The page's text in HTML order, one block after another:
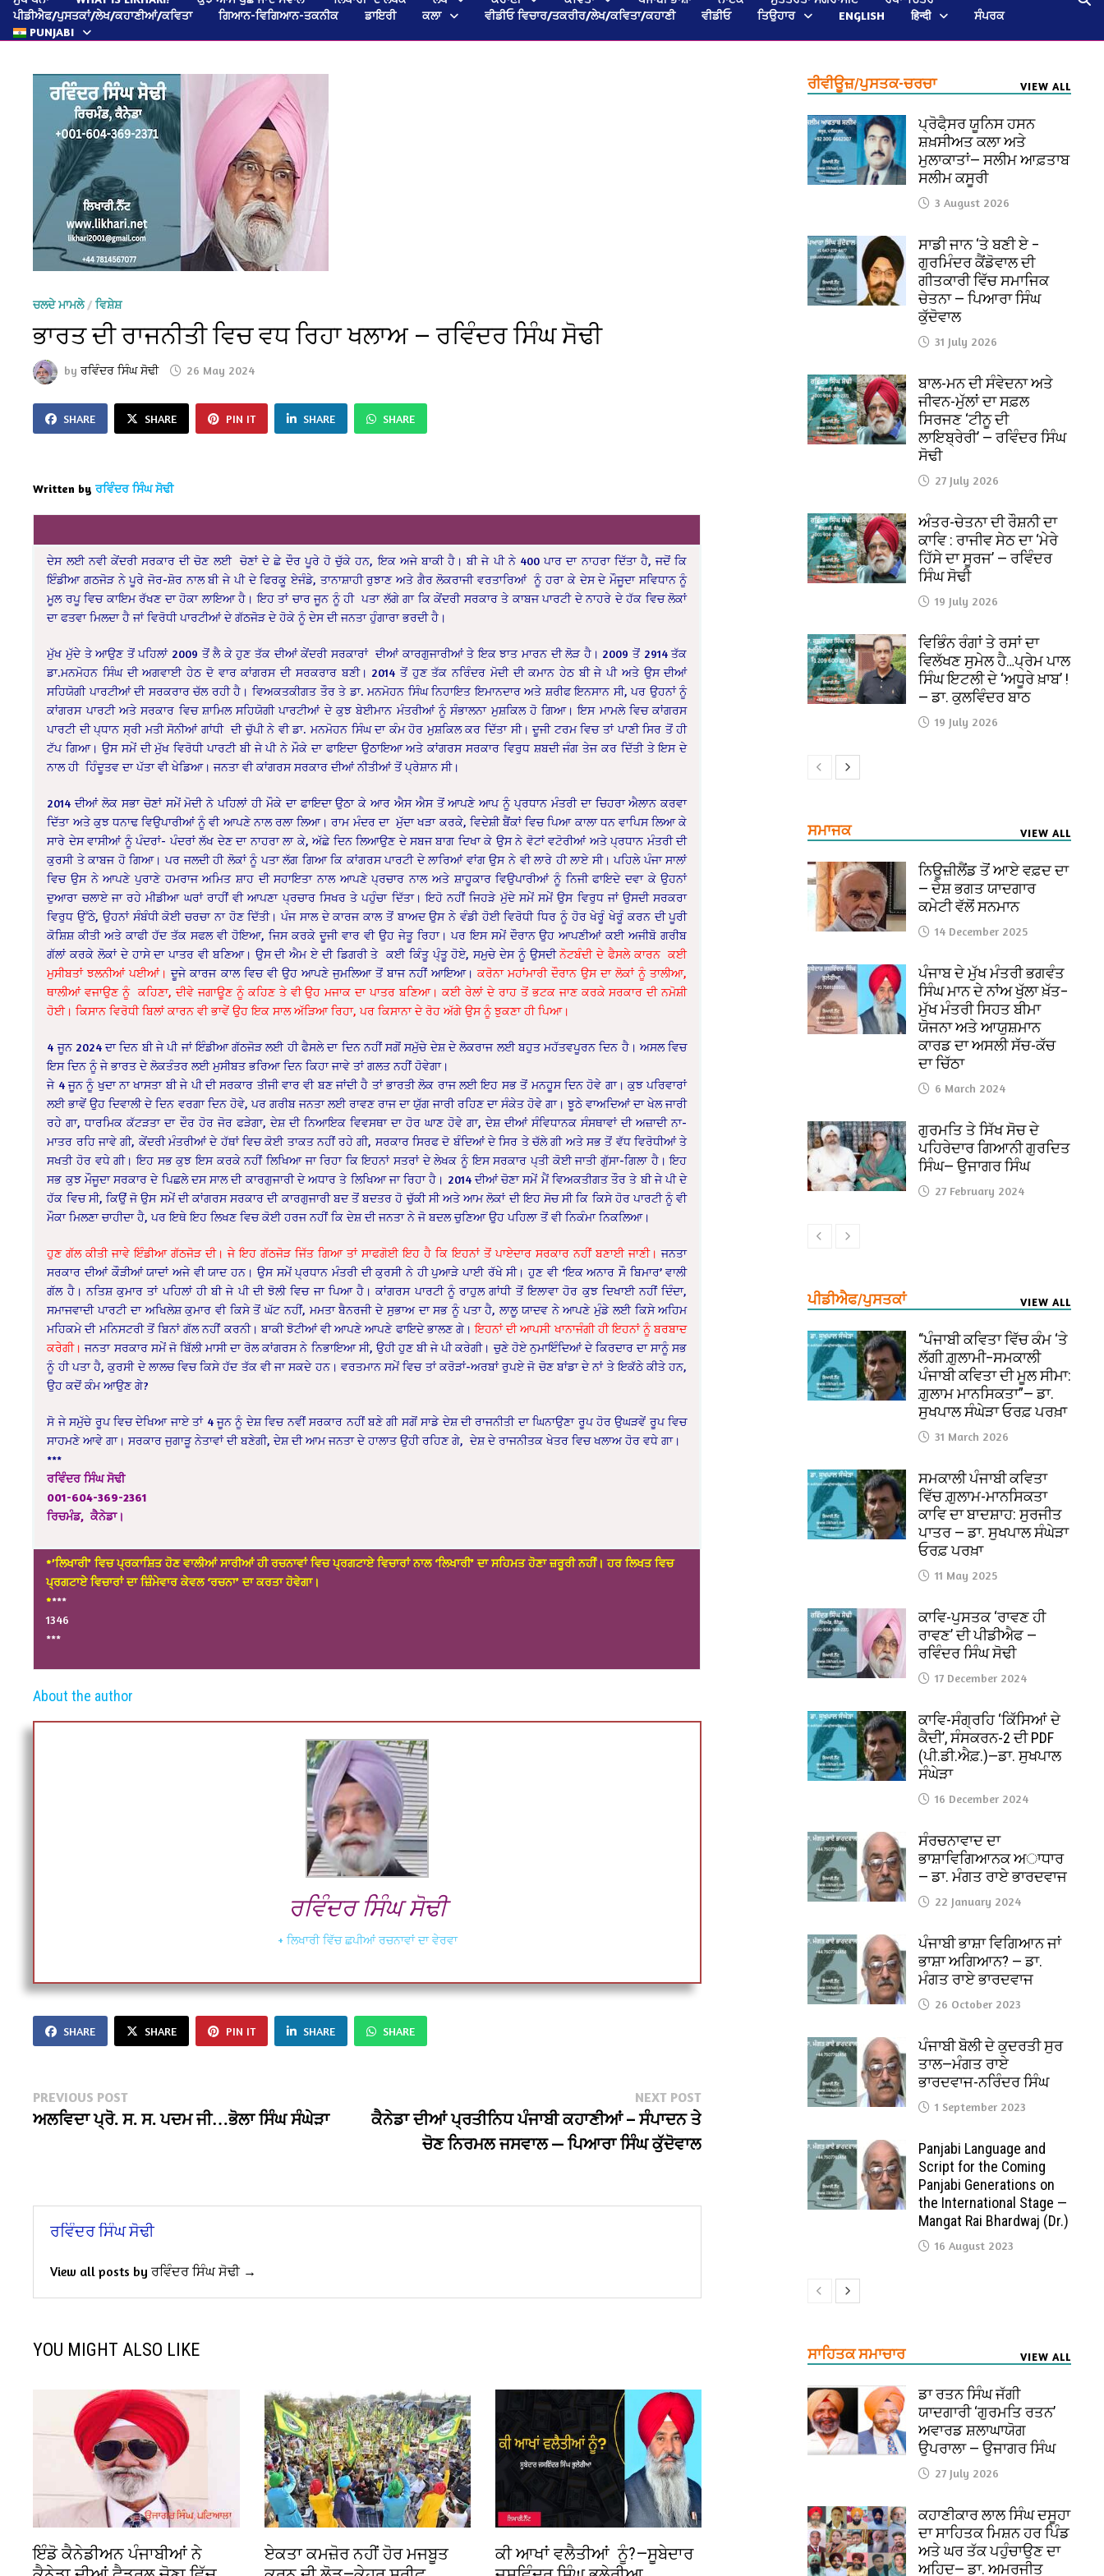
ਪੀਡੀਐਫ/ਪੁਸਤਕਾਂ/ਲੇਖ/ਕਹਾਣੀਆਂ/ਕਵਿਤਾ
ਗਿਆਨ-ਵਿਗਿਆਨ-ਤਕਨੀਕ ਡਾਇਰੀ ਕਲਾ ਵੀਡੀਓ ਵਿਚਾਰ/ਤਕਰੀਰ/ਲੇਖ/ਕਵਿਤਾ/ਕਹਾਣੀ ਵੀਡੀਓ ਤਿਉਹਾਰ ENGLISH हिन्दी
ਸੰਪਰਕ
PUNJABI
ਚਲਦੇ ਮਾਮਲੇ/ਵਿਸ਼ੇਸ਼
ਭਾਰਤ ਦੀ ਰਾਜਨੀਤੀ ਵਿਚ ਵਧ ਰਿਹਾ ਖਲਾਅ — ਰਵਿੰਦਰ ਸਿੰਘ ਸੋਢੀ
byਰਵਿੰਦਰ ਸਿੰਘ ਸੋਢੀ 26 May 2024
SHARE SHARE PIN IT SHARE SHARE
Written by ਰਵਿੰਦਰ ਸਿੰਘ ਸੋਢੀ
ਦੇਸ ਲਈ ਨਵੀ ਕੇਂਦਰੀ ਸਰਕਾਰ ਦੀ ਚੋਣ ਲਈ ਚੋਣਾਂ ਦੇ ਛੇ ਦੌਰ ਪੂਰੇ ਹੋ ਚੁੱਕੇ ਹਨ, ਇਕ ਅਜੇ ਬਾਕੀ ਹੈ। ਬੀ ਜੇ ਪੀ ਨੇ 400 ਪਾਰ ਦਾ ਨਾਹਰਾ ਦਿੱਤਾ ਹੈ, ਜਦੋਂ ਕਿ
ਇੰਡੀਆ ਗਠਜੋੜ ਨੇ ਪੂਰੇ ਜੋਰ-ਸ਼ੋਰ ਨਾਲ ਬੀ ਜੇ ਪੀ ਦੇ ਫਿਰਕੂ ਏਜੰਡੇ, ਤਾਨਾਸ਼ਾਹੀ ਰੁਝਾਣ ਅਤੇ ਗੈਰ ਲੋਕਰਾਜੀ ਵਰਤਾਰਿਆਂ ਨੂੰ ਹਰਾ ਕੇ ਦੇਸ ਦੇ ਮੌਜੂਦਾ ਸਵਿਧਾਨ ਨੂੰ
ਮੂਲ ਰਪੂ ਵਿਚ ਕਾਇਮ ਰੱਖਣ ਦਾ ਹੋਕਾ ਲਾਇਆ ਹੈ। ਇਹ ਤਾਂ ਚਾਰ ਜੂਨ ਨੂੰ ਹੀ ਪਤਾ ਲੱਗੇ ਗਾ ਕਿ ਕੇਂਦਰੀ ਸਰਕਾਰ ਤੇ ਕਾਬਜ ਪਾਰਟੀ ਦੇ ਨਾਹਰੇ ਦੇ ਹੱਕ ਵਿਚ ਲੋਕਾਂ
ਦਾ ਫਤਵਾ ਮਿਲਦਾ ਹੈ ਜਾਂ ਵਿਰੋਧੀ ਪਾਰਟੀਆਂ ਦੇ ਗੱਠਜੋੜ ਦੇ ਹੋਕੇ ਨੂੰ ਦੇਸ ਦੀ ਜਨਤਾ ਹੁੰਗਾਰਾ ਭਰਦੀ ਹੈ।
ਮੁੱਖ ਮੁੱਦੇ ਤੇ ਆਉਣ ਤੋਂ ਪਹਿਲਾਂ 2009 ਤੋਂ ਲੈ ਕੇ ਹੁਣ ਤੱਕ ਦੀਆਂ ਕੇਂਦਰੀ ਸਰਕਾਰਾਂ ਦੀਆਂ ਕਾਰਗੁਜਾਰੀਆਂ ਤੇ ਇਕ ਝਾਤ ਮਾਰਨ ਦੀ ਲੋੜ ਹੈ। 2009 ਤੋਂ 2914 ਤੱਕ
ਡਾ.ਮਨਮੋਹਨ ਸਿੰਘ ਦੀ ਅਗਵਾਈ ਹੇਠ ਦੋ ਵਾਰ ਕਾਂਗਰਸ ਦੀ ਸਰਕਰਾਰ ਬਣੀ। 2014 ਤੋਂ ਹੁਣ ਤੱਕ ਨਰਿੰਦਰ ਮੋਦੀ ਦੀ ਕਮਾਨ ਹੇਠ ਬੀ ਜੇ ਪੀ ਅਤੇ ਉਸ ਦੀਆਂ
ਸਹਿਯੋਗੀ ਪਾਰਟੀਆਂ ਦੀ ਸਰਕਰਾਰ ਚੱਲ ਰਹੀ ਹੈ। ਵਿਅਕਤਕੀਗਤ ਤੌਰ ਤੇ ਡਾ. ਮਨਮੋਹਨ ਸਿੰਘ ਨਿਹਾਇਤ ਇਮਾਨਦਾਰ ਅਤੇ ਸ਼ਰੀਫ ਇਨਸਾਨ ਸੀ, ਪਰ ਉਹਨਾਂ ਨੂੰ
ਕਾਂਗਰਸ ਪਾਰਟੀ ਅਤੇ ਸਰਕਾਰ ਵਿਚ ਸ਼ਾਮਿਲ ਸਹਿਯੋਗੀ ਪਾਰਟੀਆਂ ਦੇ ਕੁਝ ਬੇਈਮਾਨ ਮੰਤਰੀਆਂ ਨੂੰ ਸੰਭਾਲਨਾ ਮੁਸ਼ਕਿਲ ਹੋ ਗਿਆ। ਇਸ ਮਾਮਲੇ ਵਿਚ ਕਾਂਗਰਸ
ਪਾਰਟੀ ਦੀ ਪ੍ਧਾਨ ਸ੍ਰੀ ਮਤੀ ਸੋਨੀਆਂ ਗਾਂਧੀ ਦੀ ਚੁੱਪੀ ਨੇ ਵੀ ਡਾ. ਮਨਮੋਹਨ ਸਿੰਘ ਦਾ ਕੰਮ ਹੋਰ ਮੁਸ਼ਕਿਲ ਕਰ ਦਿੱਤਾ ਸੀ। ਦੂਜੀ ਟਰਮ ਵਿਚ ਤਾਂ ਪਾਣੀ ਸਿਰ ਤੋਂ ਹੀ
ਟੱਪ ਗਿਆ। ਉਸ ਸਮੇਂ ਦੀ ਮੁੱਖ ਵਿਰੋਧੀ ਪਾਰਟੀ ਬੀ ਜੇ ਪੀ ਨੇ ਮੌਕੇ ਦਾ ਫਾਇਦਾ ਉਠਾਇਆ ਅਤੇ ਕਾਂਗਰਸ ਸਰਕਾਰ ਵਿਰੁਧ ਸ਼ਬਦੀ ਜੰਗ ਤੇਜ ਕਰ ਦਿੱਤੀ ਤੇ ਇਸ ਦੇ
ਨਾਲ ਹੀ ਹਿੰਦੂਤਵ ਦਾ ਪੱਤਾ ਵੀ ਖੇਡਿਆ। ਜਨਤਾ ਵੀ ਕਾਂਗਰਸ ਸਰਕਾਰ ਦੀਆਂ ਨੀਤੀਆਂ ਤੋਂ ਪ੍ਰੇਸ਼ਾਨ ਸੀ।
2014 ਦੀਆਂ ਲੋਕ ਸਭਾ ਚੋਣਾਂ ਸਮੇਂ ਮੋਦੀ ਨੇ ਪਹਿਲਾਂ ਹੀ ਮੌਕੇ ਦਾ ਫਾਇਦਾ ਉਠਾ ਕੇ ਆਰ ਐਸ ਐਸ ਤੋਂ ਆਪਣੇ ਆਪ ਨੂੰ ਪ੍ਰਧਾਨ ਮੰਤਰੀ ਦਾ ਚਿਹਰਾ ਐਲਾਨ ਕਰਵਾ
ਦਿੱਤਾ ਅਤੇ ਕੁਝ ਧਨਾਢ ਵਿਉਪਾਰੀਆਂ ਨੂੰ ਵੀ ਆਪਣੇ ਨਾਲ ਰਲਾ ਲਿਆ। ਰਾਮ ਮੰਦਰ ਦਾ ਮੁੱਦਾ ਖੜਾ ਕਰਕੇ, ਵਿਦੇਸ਼ੀ ਬੈਂਕਾਂ ਵਿਚ ਪਿਆ ਕਾਲਾ ਧਨ ਵਾਪਿਸ ਲਿਆ ਕੇ
ਸਾਰੇ ਦੇਸ ਵਾਸੀਆਂ ਨੂੰ ਪੰਦਰਾਂ- ਪੰਦਰਾਂ ਲੱਖ ਦੇਣ ਦਾ ਨਾਹਰਾ ਲਾ ਕੇ, ਅੱਛੇ ਦਿਨ ਲਿਆਉਣ ਦੇ ਸਬਜ ਬਾਗ ਦਿਖਾ ਕੇ ਉਸ ਨੇ ਵੋਟਾਂ ਵਟੋਰੀਆਂ ਅਤੇ ਪ੍ਰਧਾਨ ਮੰਤਰੀ ਦੀ
ਕੁਰਸੀ ਤੇ ਕਾਬਜ ਹੋ ਗਿਆ। ਪਰ ਜਲਦੀ ਹੀ ਲੋਕਾਂ ਨੂੰ ਪਤਾ ਲੱਗ ਗਿਆ ਕਿ ਕਾਂਗਰਸ ਪਾਰਟੀ ਦੇ ਲਾਰਿਆਂ ਵਾਂਗ ਉਸ ਨੇ ਵੀ ਲਾਰੇ ਹੀ ਲਾਏ ਸੀ। ਪਹਿਲੇ ਪੰਜਾ ਸਾਲਾਂ
ਵਿਚ ਉਸ ਨੇ ਆਪਣੇ ਪੁਰਾਣੇ ਹਮਰਾਜ ਅਮਿਤ ਸ਼ਾਹ ਦੀ ਸਹਾਇਤਾ ਨਾਲ ਆਪਣੇ ਪ੍ਰਚਾਰ ਨਾਲ ਅਤੇ ਸ਼ਾਹੂਕਾਰ ਵਿਉਪਾਰੀਆਂ ਨੂੰ ਨਿਜੀ ਫਾਇਦੇ ਦਵਾ ਕੇ ਉਹਨਾਂ
ਦੁਆਰਾ ਚਲਾਏ ਜਾ ਰਹੇ ਮੀਡੀਆ ਘਰਾਂ ਰਾਹੀਂ ਵੀ ਆਪਣਾ ਪ੍ਰਚਾਰ ਸਿਖਰ ਤੇ ਪਹੁੰਚਾ ਦਿੱਤਾ। ਇਹੋ ਨਹੀਂ ਜਿਹੜੇ ਮੁੱਦੇ ਸਮੇਂ ਸਮੇਂ ਉਸ ਵਿਰੁਧ ਜਾਂ ਉਸਦੀ ਸਰਕਰਾ
ਵਿਰੁਧ ਉੱਠੇ, ਉਹਨਾਂ ਸੰਬੰਧੀ ਕੋਈ ਚਰਚਾ ਨਾ ਹੋਣ ਦਿੱਤੀ। ਪੰਜ ਸਾਲ ਦੇ ਕਾਰਜ ਕਾਲ ਤੋਂ ਬਾਅਦ ਉਸ ਨੇ ਵੰਡੀ ਹੋਈ ਵਿਰੋਧੀ ਧਿਰ ਨੂੰ ਹੋਰ ਖੇਰੂੰ ਖੇਰੂੰ ਕਰਨ ਦੀ ਪੂਰੀ
ਕੋਸ਼ਿਸ਼ ਕੀਤੀ ਅਤੇ ਕਾਫੀ ਹੱਦ ਤੱਕ ਸਫਲ ਵੀ ਹੋਇਆ, ਜਿਸ ਕਰਕੇ ਦੂਜੀ ਵਾਰ ਵੀ ਉਹ ਜੇਤੂ ਰਿਹਾ। ਪਰ ਇਸ ਸਮੇਂ ਦੌਰਾਨ ਉਹ ਆਪਣੀਆਂ ਕਈ ਅਜੀਬੋ ਗਰੀਬ
ਗੱਲਾਂ ਕਰਕੇ ਲੋਕਾਂ ਦੇ ਹਾਸੇ ਦਾ ਪਾਤਰ ਵੀ ਬਣਿਆ। ਉਸ ਦੀ ਐਮ ਏ ਦੀ ਡਿਗਰੀ ਤੇ ਕਈ ਕਿੰਤੂ ਪ੍ੰਤੂ ਹੋਏ, ਸਮੁਚੇ ਦੇਸ ਨੂੰ ਉਸਦੀਨੋਟਬੰਦੀ ਦੇ ਫੈਸਲੇ ਕਾਰਨ ਕਈ
ਮੁਸੀਬਤਾਂ ਝਲਨੀਆਂ ਪਈਆਂ। ਦੂਜੇ ਕਾਰਜ ਕਾਲ ਵਿਚ ਵੀ ਉਹ ਆਪਣੇ ਜੁਮਲਿਆ ਤੋਂ ਬਾਜ ਨਹੀਂ ਆਇਆ। ਕਰੋਨਾ ਮਹਾਂਮਾਰੀ ਦੌਰਾਨ ਉਸ ਦਾ ਲੋਕਾਂ ਨੂੰ ਤਾਲੀਆ,
ਥਾਲੀਆਂ ਵਜਾਉਣ ਨੂੰ ਕਹਿਣਾ, ਦੀਵੇ ਜਗਾਊਣ ਨੂੰ ਕਹਿਣ ਤੇ ਵੀ ਉਹ ਮਜਾਕ ਦਾ ਪਾਤਰ ਬਣਿਆ। ਕਈ ਰੇਲਾਂ ਦੇ ਰਾਹ ਤੋਂ ਭਟਕ ਜਾਣ ਕਰਕੇ ਸਰਕਾਰ ਦੀ ਨਮੋਸ਼ੀ
ਹੋਈ। ਕਿਸਾਨ ਵਿਰੋਧੀ ਬਿਲਾਂ ਕਾਰਨ ਵੀ ਭਾਵੇਂ ਉਹ ਇਕ ਸਾਲ ਅੱੜਿਆ ਰਿਹਾ, ਪਰ ਕਿਸਾਨਾ ਦੇ ਰੋਹ ਅੱਗੇ ਉਸ ਨੂੰ ਝੁਕਣਾ ਹੀ ਪਿਆ।
4 ਜੂਨ 2024 ਦਾ ਦਿਨ ਬੀ ਜੇ ਪੀ ਜਾਂ ਇੰਡੀਆ ਗੱਠਜੋੜ ਲਈ ਹੀ ਫੈਸਲੇ ਦਾ ਦਿਨ ਨਹੀਂ ਸਗੋਂ ਸਮੁੱਚੇ ਦੇਸ਼ ਦੇ ਲੋਕਰਾਜ ਲਈ ਬਹੁਤ ਮਹੱਤਵਪੂਰਨ ਦਿਨ ਹੈ। ਅਸਲ ਵਿਚ
ਇਸ ਦਿਨ ਨੂੰ ਜੇ ਭਾਰਤ ਦੇ ਲੋਕਤੰਤਰ ਲਈ ਮੁਸੀਬਤ ਭਰਿਆ ਦਿਨ ਕਿਹਾ ਜਾਵੇ ਤਾਂ ਗਲਤ ਨਹੀਂ ਹੋਵੇਗਾ।
ਜੇ 4 ਜੂਨ ਨੂੰ ਖੁਦਾ ਨਾ ਖਾਸਤਾ ਬੀ ਜੇ ਪੀ ਦੀ ਸਰਕਾਰ ਤੀਜੀ ਵਾਰ ਵੀ ਬਣ ਜਾਂਦੀ ਹੈ ਤਾਂ ਭਾਰਤੀ ਲੋਕ ਰਾਜ ਲਈ ਇਹ ਸਭ ਤੋਂ ਮਨਹੂਸ ਦਿਨ ਹੋਵੇ ਗਾ। ਕੁਝ ਪਰਿਵਾਰਾਂ
ਲਈ ਭਾਵੇਂ ਉਹ ਦਿਵਾਲੀ ਦੇ ਦਿਨ ਵਰਗਾ ਦਿਨ ਹੋਵੇ, ਪਰ ਗਰੀਬ ਜਨਤਾ ਲਈ ਰਾਵਣ ਰਾਜ ਦਾ ਯੁੱਗ ਜਾਰੀ ਰਹਿਣ ਦਾ ਸੰਕੇਤ ਹੋਵੇ ਗਾ। ਝੂਠੇ ਵਾਅਦਿਆਂ ਦਾ ਖੇਲ ਜਾਰੀ
ਰਹੇ ਗਾ, ਧਾਰਮਿਕ ਕੱਟੜਤਾ ਦਾ ਦੌਰ ਹੋਰ ਜੋਰ ਫੜੇਗਾ, ਦੇਸ਼ ਦੀ ਨਿਆਇਕ ਵਿਵਸਥਾ ਦਾ ਹੋਰ ਘਾਣ ਹੋਵੇ ਗਾ, ਦੇਸ਼ ਦੀਆਂ ਸੰਵਿਧਾਨਕ ਸੰਸਥਾਵਾਂ ਦੀ ਅਜ਼ਾਦੀ ਨਾ-
ਮਾਤਰ ਰਹਿ ਜਾਵੇ ਗੀ, ਕੇਂਦਰੀ ਮੰਤਰੀਆਂ ਦੇ ਹੱਥਾਂ ਵਿਚ ਕੋਈ ਤਾਕਤ ਨਹੀਂ ਰਹੇ ਗੀ, ਸਰਕਾਰ ਸਿਰਫ ਦੋ ਬੰਦਿਆਂ ਦੇ ਸਿਰ ਤੇ ਚੱਲੇ ਗੀ ਅਤੇ ਸਭ ਤੋਂ ਵੱਧ ਵਿਰੋਧੀਆਂ ਤੇ
ਸਖਤੀ ਹੋਰ ਵਧੇ ਗੀ। ਇਹ ਸਭ ਕੁਝ ਇਸ ਕਰਕੇ ਨਹੀਂ ਲਿਖਿਆ ਜਾ ਰਿਹਾ ਕਿ ਇਹਨਾਂ ਸਤਰਾਂ ਦੇ ਲੇਖਕ ਨੂੰ ਇਸ ਸਰਕਾਰ ਪ੍ਤੀ ਕੋਈ ਜਾਤੀ ਗੁੱਸਾ-ਗਿਲਾ ਹੈ। ਇਹ
ਸਭ ਕੁਝ ਮੌਜੂਦਾ ਸਰਕਾਰ ਦੇ ਪਿਛਲੇ ਦਸ ਸਾਲ ਦੀ ਕਾਰਗੁਜਾਰੀ ਦੇ ਅਧਾਰ ਤੇ ਲਿਖਿਆ ਜਾ ਰਿਹਾ ਹੈ। 2014 ਦੀਆਂ ਚੋਣਾ ਸਮੇਂ ਮੈਂ ਵਿਅਕਤੀਗਤ ਤੌਰ ਤੇ ਬੀ ਜੇ ਪੀ ਦੇ
ਹੱਕ ਵਿਚ ਸੀ, ਕਿਉਂ ਜੋ ਉਸ ਸਮੇਂ ਦੀ ਕਾਂਗਰਸ ਸਰਕਾਰ ਦੀ ਕਾਰਗੁਜਾਰੀ ਬਦ ਤੋਂ ਬਦਤਰ ਹੋ ਚੁੱਕੀ ਸੀ ਅਤੇ ਆਮ ਲੋਕਾਂ ਦੀ ਇਹ ਸੋਚ ਸੀ ਕਿ ਕਿਸੇ ਹੋਰ ਪਾਰਟੀ ਨੂੰ ਵੀ
ਮੌਕਾ ਮਿਲਣਾ ਚਾਹੀਦਾ ਹੈ, ਪਰ ਇਥੇ ਇਹ ਲਿਖਣ ਵਿਚ ਕੋਈ ਹਰਜ ਨਹੀਂ ਕਿ ਦੇਸ਼ ਦੀ ਜਨਤਾ ਨੇ ਜੋ ਬਦਲ ਚੁਣਿਆ ਉਹ ਪਹਿਲਾ ਤੋਂ ਵੀ ਨਿਕੰਮਾ ਨਿਕਲਿਆ।
ਹੁਣ ਗੱਲ ਕੀਤੀ ਜਾਵੇ ਇੰਡੀਆ ਗੱਠਜੋੜ ਦੀ। ਜੇ ਇਹ ਗੱਠਜੋੜ ਜਿੱਤ ਗਿਆ ਤਾਂ ਸਾਫਗੋਈ ਇਹ ਹੈ ਕਿ ਇਹਨਾਂ ਤੋਂ ਪਾਏਦਾਰ ਸਰਕਾਰ ਨਹੀਂ ਬਣਾਈ ਜਾਣੀ। ਜਨਤਾ
ਸਰਕਾਰ ਦੀਆਂ ਕੌੜੀਆਂ ਯਾਦਾਂ ਅਜੇ ਵੀ ਯਾਦ ਹਨ। ਉਸ ਸਮੇਂ ਪ੍ਰਧਾਨ ਮੰਤਰੀ ਦੀ ਕੁਰਸੀ ਨੇ ਹੀ ਪੁਆੜੇ ਪਾਈ ਰੱਖੇ ਸੀ। ਹੁਣ ਵੀ ‘ਇਕ ਅਨਾਰ ਸੌ ਬਿਮਾਰ’ ਵਾਲੀ
ਗੱਲ ਹੈ। ਨਤਿਸ਼ ਕੁਮਾਰ ਤਾਂ ਪਹਿਲਾਂ ਹੀ ਬੀ ਜੇ ਪੀ ਦੀ ਝੋਲੀ ਵਿਚ ਜਾ ਪਿਆ ਹੈ। ਕਾਂਗਰਸ ਪਾਰਟੀ ਨੂੰ ਰਾਹੁਲ ਗਾਂਧੀ ਤੋਂ ਇਲਾਵਾ ਹੋਰ ਕੁਝ ਦਿਖਾਈ ਨਹੀਂ ਦਿੰਦਾ,
ਸਮਾਜਵਾਦੀ ਪਾਰਟੀ ਦਾ ਅਖਿਲੇਸ਼ ਕੁਮਾਰ ਵੀ ਕਿਸੇ ਤੋਂ ਘੱਟ ਨਹੀਂ, ਮਮਤਾ ਬੈਨਰਜੀ ਦੇ ਸੁਭਾਅ ਦਾ ਸਭ ਨੂੰ ਪਤਾ ਹੈ, ਲਾਲੂ ਯਾਦਵ ਨੇ ਆਪਣੇ ਮੁੰਡੇ ਲਈ ਕਿਸੇ ਅਹਿਮ
ਮਹਿਕਮੇ ਦੀ ਮਨਿਸਟਰੀ ਤੋਂ ਬਿਨਾਂ ਗੱਲ ਨਹੀਂ ਕਰਨੀ। ਬਾਕੀ ਝੋਟੀਆਂ ਵੀ ਆਪਣੇ ਆਪਣੇ ਫਾਇਦੇ ਭਾਲਣ ਗੇ।ਇਹਨਾਂ ਦੀ ਆਪਸੀ ਖਾਨਾਜੰਗੀ ਹੀ ਇਹਨਾਂ ਨੂੰ ਬਰਬਾਦ
ਕਰੇਗੀ। ਜਨਤਾ ਸਰਕਾਰ ਸਮੇਂ ਜੋ ਬਿੱਲੀ ਮਾਸੀ ਦਾ ਰੋਲ ਕਾਂਗਰਸ ਨੇ ਨਿਭਾਇਆ ਸੀ, ਉਹੀ ਹੁਣ ਬੀ ਜੇ ਪੀ ਕਰੇਗੀ। ਚੁਣੇ ਹੋਏ ਨੁਮਾਇੰਦਿਆਂ ਦੇ ਕਿਰਦਾਰ ਦਾ ਸਾਨੂੰ ਸਭ
ਨੂੰ ਹੀ ਪਤਾ ਹੈ, ਕੁਰਸੀ ਦੇ ਲਾਲਚ ਵਿਚ ਕਿਸੇ ਹੱਦ ਤੱਕ ਵੀ ਜਾ ਸਕਦੇ ਹਨ। ਵਰਤਮਾਨ ਸਮੇਂ ਵਿਚ ਤਾਂ ਕਰੋੜਾਂ-ਅਰਬਾਂ ਰੁਪਏ ਜੋ ਚੋਣ ਬਾਂਡਾ ਦੇ ਨਾਂ ਤੇ ਇਕੱਠੇ ਕੀਤੇ ਹਨ,
ਉਹ ਕਦੋਂ ਕੰਮ ਆਉਣ ਗੇ?
ਸੋ ਜੇ ਸਮੁੱਚੇ ਰੂਪ ਵਿਚ ਦੇਖਿਆ ਜਾਏ ਤਾਂ 4 ਜੂਨ ਨੂੰ ਦੇਸ਼ ਵਿਚ ਨਵੀਂ ਸਰਕਾਰ ਨਹੀਂ ਬਣੇ ਗੀ ਸਗੋਂ ਸਾਡੇ ਦੇਸ਼ ਦੀ ਰਾਜਨੀਤੀ ਦਾ ਘਿਨਾਉਣਾ ਰੂਪ ਹੋਰ ਉਘੜਵੇਂ ਰੂਪ ਵਿਚ
ਸਾਹਮਣੇ ਆਵੇ ਗਾ। ਸਰਕਾਰ ਜੁਗਾੜੂ ਨੇਤਾਵਾਂ ਦੀ ਬਣੇਗੀ, ਦੇਸ਼ ਦੀ ਆਮ ਜਨਤਾ ਦੇ ਹਾਲਾਤ ਉਹੀ ਰਹਿਣ ਗੇ, ਦੇਸ਼ ਦੇ ਰਾਜਨੀਤਕ ਖੇਤਰ ਵਿਚ ਖਲਾਅ ਹੋਰ ਵਧੇ ਗਾ।
***
ਰਵਿੰਦਰ ਸਿੰਘ ਸੋਢੀ
001-604-369-2361
ਰਿਚਮੰਡ, ਕੈਨੇਡਾ।
*’ਲਿਖਾਰੀ’ ਵਿਚ ਪ੍ਰਕਾਸ਼ਿਤ ਹੋਣ ਵਾਲੀਆਂ ਸਾਰੀਆਂ ਹੀ ਰਚਨਾਵਾਂ ਵਿਚ ਪ੍ਰਗਟਾਏ ਵਿਚਾਰਾਂ ਨਾਲ ‘ਲਿਖਾਰੀ’ ਦਾ ਸਹਿਮਤ ਹੋਣਾ ਜ਼ਰੂਰੀ ਨਹੀਂ। ਹਰ ਲਿਖਤ ਵਿਚ
ਪ੍ਰਗਟਾਏ ਵਿਚਾਰਾਂ ਦਾ ਜ਼ਿੰਮੇਵਾਰ ਕੇਵਲ ‘ਰਚਨਾ’ ਦਾ ਕਰਤਾ ਹੋਵੇਗਾ।
****
1346
***
About the author
ਰਵਿੰਦਰ ਸਿੰਘ ਸੋਢੀ
+ ਲਿਖਾਰੀ ਵਿੱਚ ਛਪੀਆਂ ਰਚਨਾਵਾਂ ਦਾ ਵੇਰਵਾ
SHARE SHARE PIN IT SHARE SHARE
Post
navigation
PREVIOUS POSTPrevious
post:
ਅਲਵਿਦਾ ਪ੍ਰੋ. ਸ. ਸ. ਪਦਮ ਜੀ…ਭੋਲਾ ਸਿੰਘ ਸੰਘੇੜਾ
NEXT POSTNext
post:
ਕੈਨੇਡਾ ਦੀਆਂ ਪ੍ਰਤੀਨਿਧ ਪੰਜਾਬੀ ਕਹਾਣੀਆਂ – ਸੰਪਾਦਨ ਤੇ
ਚੋਣ ਨਿਰਮਲ ਜਸਵਾਲ — ਪਿਆਰਾ ਸਿੰਘ ਕੁੱਦੋਵਾਲ
ਰਵਿੰਦਰ ਸਿੰਘ ਸੋਢੀ
View all posts by ਰਵਿੰਦਰ ਸਿੰਘ ਸੋਢੀ →
YOU MIGHT ALSO LIKE
ਇੰਡੋ ਕੈਨੇਡੀਅਨ ਪੰਜਾਬੀਆਂ ਨੇ
ਏਕਤਾ ਕਮਜ਼ੋਰ ਨਹੀਂ ਹੋਰ ਮਜਬੂਤ
ਕੀ ਆਖਾਂ ਵਲੈਤੀਆਂ ਨੂੰ?—ਸੂਬੇਦਾਰ
ਰੀਵੀਊਜ਼/ਪੁਸਤਕ-ਚਰਚਾ VIEW ALL
ਪ੍ਰੋਫੈ਼ਸਰ ਯੂਨਿਸ ਹਸਨ
ਸ਼ਖ਼ਸੀਅਤ ਕਲਾ ਅਤੇ
ਮੁਲਾਕਾਤਾਂ— ਸਲੀਮ ਆਫ਼ਤਾਬ
ਸਲੀਮ ਕਸੂਰੀ
3 August 2026
ਸਾਡੀ ਜਾਨ ‘ਤੇ ਬਣੀ ਏ –
ਗੁਰਮਿੰਦਰ ਕੈਂਡੋਵਾਲ ਦੀ
ਗੀਤਕਾਰੀ ਵਿੱਚ ਸਮਾਜਿਕ
ਚੇਤਨਾ — ਪਿਆਰਾ ਸਿੰਘ
ਕੁੱਦੋਵਾਲ
31 July 2026
ਬਾਲ-ਮਨ ਦੀ ਸੰਵੇਦਨਾ ਅਤੇ
ਜੀਵਨ-ਮੁੱਲਾਂ ਦਾ ਸਫ਼ਲ
ਸਿਰਜਣ ‘ਟੀਨੂ ਦੀ
ਲਾਇਬ੍ਰੇਰੀ’ — ਰਵਿੰਦਰ ਸਿੰਘ
ਸੋਢੀ
27 July 2026
ਅੰਤਰ-ਚੇਤਨਾ ਦੀ ਰੌਸ਼ਨੀ ਦਾ
ਕਾਵਿ : ਰਾਜੀਵ ਸੇਠ ਦਾ ‘ਮੇਰੇ
ਹਿੱਸੇ ਦਾ ਸੂਰਜ’ — ਰਵਿੰਦਰ
ਸਿੰਘ ਸੋਢੀ
19 July 2026
ਵਿਭਿੰਨ ਰੰਗਾਂ ਤੇ ਰਸਾਂ ਦਾ
ਵਿਲੱਖਣ ਸੁਮੇਲ ਹੈ…ਪ੍ਰੇਮ ਪਾਲ
ਸਿੰਘ ਇਟਲੀ ਦੇ ‘ਅਧੂਰੇ ਖ਼ਾਬ’ !
— ਡਾ. ਕੁਲਵਿੰਦਰ ਬਾਠ
19 July 2026
ਸਮਾਜਕ VIEW ALL
ਨਿਊਜ਼ੀਲੈਂਡ ਤੋਂ ਆਏ ਵਫ਼ਦ ਦਾ
— ਦੇਸ਼ ਭਗਤ ਯਾਦਗਾਰ
ਕਮੇਟੀ ਵੱਲੋਂ ਸਨਮਾਨ
14 December 2025
ਪੰਜਾਬ ਦੇ ਮੁੱਖ ਮੰਤਰੀ ਭਗਵੰਤ
ਸਿੰਘ ਮਾਨ ਦੇ ਨਾਂਅ ਖੁੱਲਾ ਖ਼ੱਤ–
ਮੁੱਖ ਮੰਤਰੀ ਸਿਹਤ ਬੀਮਾ
ਯੋਜਨਾ ਅਤੇ ਆਯੁਸ਼ਮਾਨ
ਕਾਰਡ ਦਾ ਅਸਲੀ ਸੱਚ-ਕੱਚ
ਦਾ ਚਿੱਠਾ
6 March 2024
ਗੁਰਮਤਿ ਤੇ ਸਿੱਖ ਸੋਚ ਦੇ
ਪਹਿਰੇਦਾਰ ਗਿਆਨੀ ਗੁਰਦਿਤ
ਸਿੰਘ— ਉਜਾਗਰ ਸਿੰਘ
27 February 2024
ਪੀਡੀਐਫ/ਪੁਸਤਕਾਂ VIEW ALL
“ਪੰਜਾਬੀ ਕਵਿਤਾ ਵਿੱਚ ਕੰਮ ‘ਤੇ
ਲੱਗੀ ਗ਼ੁਲਾਮੀ–ਸਮਕਾਲੀ
ਪੰਜਾਬੀ ਕਵਿਤਾ ਦੀ ਮੂਲ ਸੀਮਾ:
ਗ਼ੁਲਾਮ ਮਾਨਸਿਕਤਾ”— ਡਾ.
ਸੁਖਪਾਲ ਸੰਘੇੜਾ ਓਰਫ਼ ਪਰਖ਼ਾ
31 March 2026
ਸਮਕਾਲੀ ਪੰਜਾਬੀ ਕਵਿਤਾ
ਵਿੱਚ ਗ਼ੁਲਾਮ-ਮਾਨਸਿਕਤਾ
ਕਾਵਿ ਦਾ ਬਾਦਸ਼ਾਹ: ਸੁਰਜੀਤ
ਪਾਤਰ — ਡਾ. ਸੁਖਪਾਲ ਸੰਘੇੜਾ
ਓਰਫ਼ ਪਰਖ਼ਾ
11 May 2025
ਕਾਵਿ-ਪੁਸਤਕ ‘ਰਾਵਣ ਹੀ
ਰਾਵਣ’ ਦੀ ਪੀਡੀਐਫ —
ਰਵਿੰਦਰ ਸਿੰਘ ਸੋਢੀ
17 December 2024
ਕਾਵਿ-ਸੰਗ੍ਰਹਿ ‘ਕਿੱਸਿਆਂ ਦੇ
ਕੈਦੀ’, ਸੰਸਕਰਨ-2 ਦੀ PDF
(ਪੀ.ਡੀ.ਐਫ਼.)—ਡਾ. ਸੁਖਪਾਲ
ਸੰਘੇੜਾ
16 December 2024
ਸੰਰਚਨਾਵਾਦ ਦਾ
ਭਾਸ਼ਾਵਿਗਿਆਨਕ ਅਾਧਾਰ
— ਡਾ. ਮੰਗਤ ਰਾਏ ਭਾਰਦਵਾਜ
22 January 2024
ਪੰਜਾਬੀ ਭਾਸ਼ਾ ਵਿਗਿਆਨ ਜਾਂ
ਭਾਸ਼ਾ ਅਗਿਆਨ? — ਡਾ.
ਮੰਗਤ ਰਾਏ ਭਾਰਦਵਾਜ
26 October 2023
ਪੰਜਾਬੀ ਬੋਲੀ ਦੇ ਕੁਦਰਤੀ ਸੁਰ
ਤਾਲ—ਮੰਗਤ ਰਾਏ
ਭਾਰਦਵਾਜ-ਨਰਿੰਦਰ ਸਿੰਘ
1 September 2023
Panjabi Language and
Script for the Coming
Panjabi Generations on
the International Stage —
Mangat Rai Bhardwaj (Dr.)
16 August 2023
ਸਾਹਿਤਕ ਸਮਾਚਾਰ VIEW ALL
ਡਾ ਰਤਨ ਸਿੰਘ ਜੱਗੀ
ਯਾਦਗਾਰੀ ‘ਗੁਰਮਤਿ ਰਤਨ’
ਅਵਾਰਡ ਸ਼ਲਾਘਾਯੋਗ
ਉਪਰਾਲਾ — ਉਜਾਗਰ ਸਿੰਘ
27 July 2026
ਕਹਾਣੀਕਾਰ ਲਾਲ ਸਿੰਘ ਦਸੂਹਾ
ਦਾ ਸਾਹਿਤਕ ਮਿਸ਼ਨ ਹਰ ਪਿੰਡ
ਅਤੇ ਘਰ ਤੱਕ ਪਹੁੰਚਾਉਣ ਦਾ
ਅਹਿਦ— ਡਾ. ਅਮਰਜੀਤ